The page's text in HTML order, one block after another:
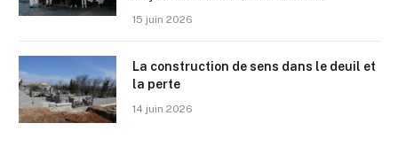
15 juin 2026
La construction de sens dans le deuil et
la perte
14 juin 2026